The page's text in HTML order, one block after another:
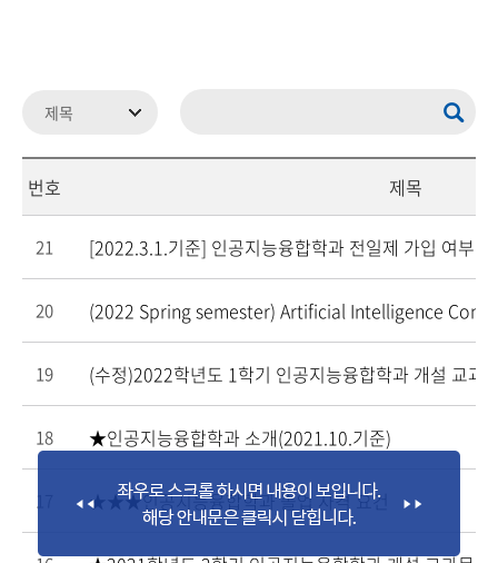
번호 제목
21 [2022.3.1.기준] 인공지능융합학과 전일제 가입 여부
20 (2022 Spring semester) Artificial Intelligence Con
19 (수정)2022학년도 1학기 인공지능융합학과 개설 교과
18 ★인공지능융합학과 소개(2021.10.기준)
17 ★★★인공지능융합학과 졸업 자격 요건